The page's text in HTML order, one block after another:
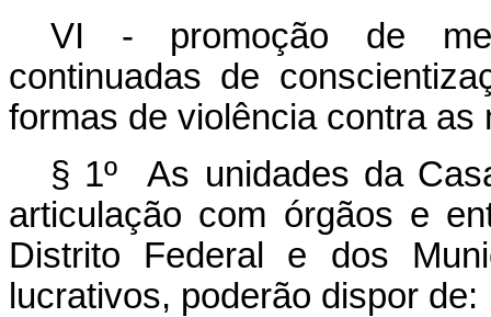
VI - promoção de
continuadas de
formas de violência contra as
§ 1º As unidades da
articulação com órgãos e
Distrito Federal e dos
lucrativos, poderão dispor de: